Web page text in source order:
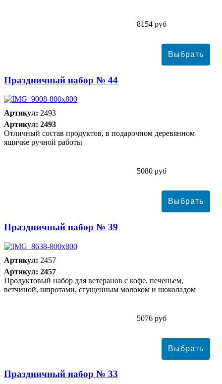
8154 руб
Праздничный набор № 44
Артикул: 2493
Артикул: 2493
Отличный состав продуктов, в подарочном деревянном
ящичке ручной работы
5080 руб
Праздничный набор № 39
Артикул: 2457
Артикул: 2457
Продуктовый набор для ветеранов с кофе, печеньем,
ветчиной, шпротами, сгущенным молоком и шоколадом
5076 руб
Праздничный набор № 33